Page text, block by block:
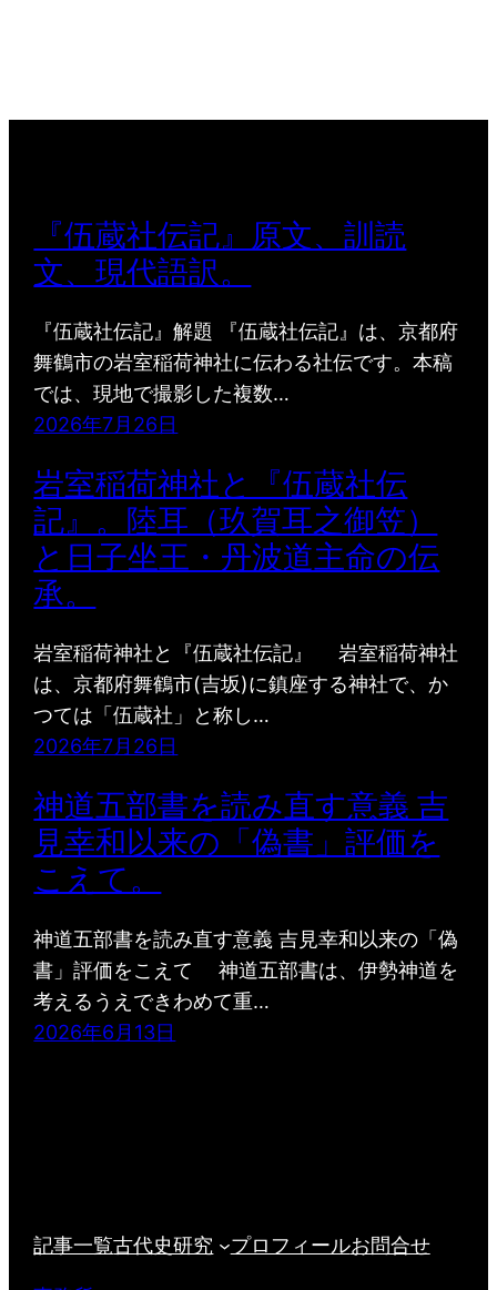
『伍蔵社伝記』原文、訓読
文、現代語訳。
『伍蔵社伝記』解題 『伍蔵社伝記』は、京都府
舞鶴市の岩室稲荷神社に伝わる社伝です。本稿
では、現地で撮影した複数…
2026年7月26日
岩室稲荷神社と『伍蔵社伝
記』。陸耳（玖賀耳之御笠）
と日子坐王・丹波道主命の伝
承。
岩室稲荷神社と『伍蔵社伝記』 岩室稲荷神社
は、京都府舞鶴市(吉坂)に鎮座する神社で、か
つては「伍蔵社」と称し…
2026年7月26日
神道五部書を読み直す意義 吉
見幸和以来の「偽書」評価を
こえて。
神道五部書を読み直す意義 吉見幸和以来の「偽
書」評価をこえて 神道五部書は、伊勢神道を
考えるうえできわめて重…
2026年6月13日
記事一覧古代史研究 プロフィールお問合せ